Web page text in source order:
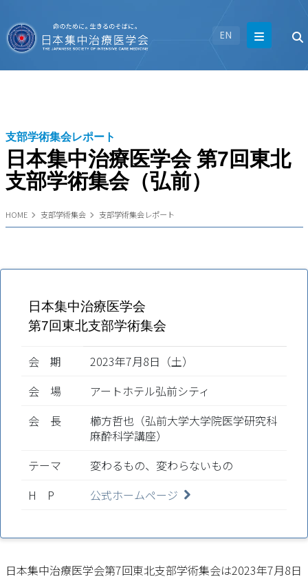
EN
支部学術集会レポート
日本集中治療医学会 第7回東北
支部学術集会（弘前）
HOME 支部学術集会 支部学術集会レポート
日本集中治療医学会
第7回東北支部学術集会
会 期
2023年7月8日（土）
会 場
アートホテル弘前シティ
会 長
櫛方哲也（弘前大学大学院医学研究科
麻酔科学講座）
テーマ
変わるもの、変わらないもの
H P
公式ホームページ
日本集中治療医学会第7回東北支部学術集会は2023年7月8日